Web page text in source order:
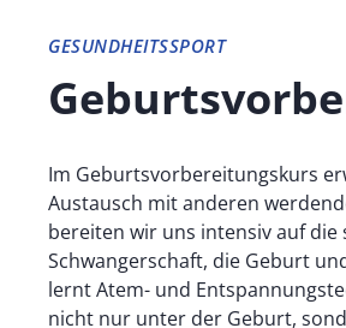
GESUNDHEITSSPORT
Im Geburtsvorbereitungskurs
Austausch mit anderen
bereiten wir uns intensiv auf die
Schwangerschaft, die Geburt
lernt Atem- und
nicht nur unter der Geburt,